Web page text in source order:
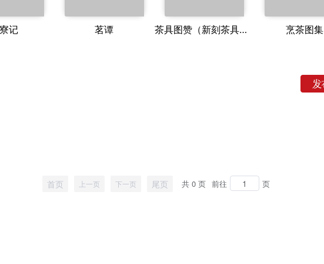
记 茗谭 茶具图赞（新刻茶具图赞） 烹茶图集
首页 上一页 下一页 尾页 共 0 页 前往 页